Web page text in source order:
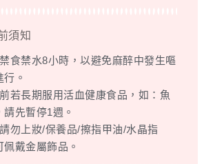
須知
食禁水8小時，以避免麻醉中發生嘔
。
若長期服用活血健康食品，如：魚
先暫停1週。
勿上妝/保養品/擦指甲油/水晶指
戴金屬飾品。